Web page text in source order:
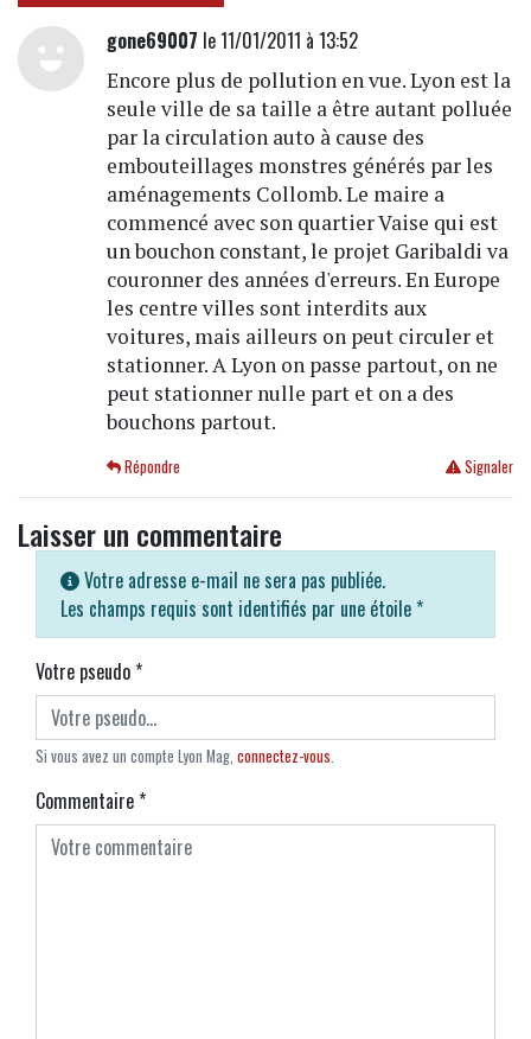
gone69007 le 11/01/2011 à 13:52
Encore plus de pollution en vue. Lyon est la
seule ville de sa taille a être autant polluée
par la circulation auto à cause des
embouteillages monstres générés par les
aménagements Collomb. Le maire a
commencé avec son quartier Vaise qui est
un bouchon constant, le projet Garibaldi va
couronner des années d'erreurs. En Europe
les centre villes sont interdits aux
voitures, mais ailleurs on peut circuler et
stationner. A Lyon on passe partout, on ne
peut stationner nulle part et on a des
bouchons partout.
Signaler
Répondre
Laisser un commentaire
Votre adresse e-mail ne sera pas publiée.
Les champs requis sont identifiés par une étoile *
Votre pseudo*
Si vous avez un compte Lyon Mag, connectez-vous
Commentaire*